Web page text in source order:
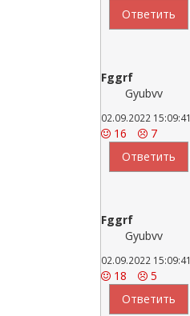
Ответить
Fggrf
Gyubvv
02.09.2022 15:09:41
16
7
Ответить
Fggrf
Gyubvv
02.09.2022 15:09:41
18
5
Ответить